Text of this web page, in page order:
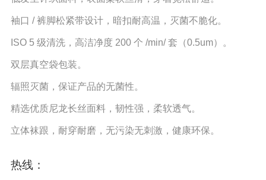
袖口 / 裤脚松紧带设计，暗扣耐高温，灭菌不脆化。
ISO 5 级清洗，高洁净度 200 个 /min/ 套（0.5um）。
双层真空袋包装。
辐照灭菌，保证产品的无菌性。
精选优质尼龙长丝面料，韧性强，柔软透气。
立体袜跟，耐穿耐磨，无污染无刺激，健康环保。
热线：